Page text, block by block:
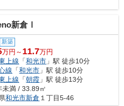
新倉Ⅰ
新築
万円～ 11.7万円
上線 「和光市 」駅 徒歩10分
線 「和光市 」駅 徒歩10分
上線 「朝霞 」駅 徒歩13分
未満 / 33.89㎡
和光市新倉 １丁目5-46